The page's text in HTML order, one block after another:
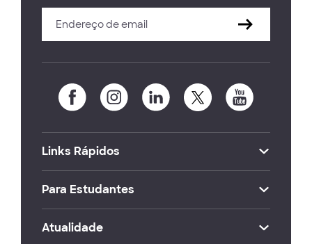
Links Rápidos
Para Estudantes
Atualidade